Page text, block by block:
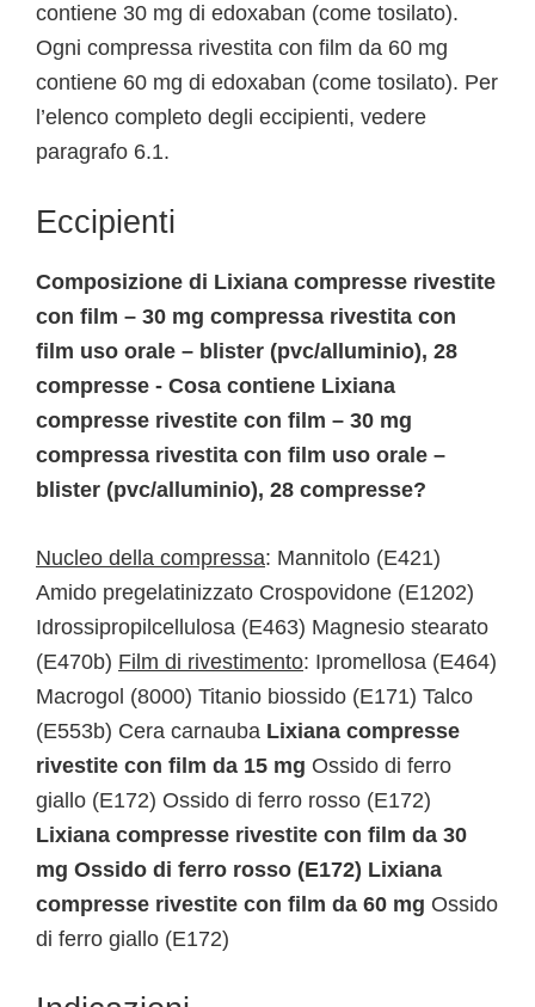
contiene 30 mg di edoxaban (come tosilato).
Ogni compressa rivestita con film da 60 mg
contiene 60 mg di edoxaban (come tosilato). Per
l’elenco completo degli eccipienti, vedere
paragrafo 6.1.
Eccipienti
Composizione di Lixiana compresse rivestite
con film – 30 mg compressa rivestita con
film uso orale – blister (pvc/alluminio), 28
compresse - Cosa contiene Lixiana
compresse rivestite con film – 30 mg
compressa rivestita con film uso orale –
blister (pvc/alluminio), 28 compresse?
Nucleo della compressa: Mannitolo (E421)
Amido pregelatinizzato Crospovidone (E1202)
Idrossipropilcellulosa (E463) Magnesio stearato
(E470b) Film di rivestimento: Ipromellosa (E464)
Macrogol (8000) Titanio biossido (E171) Talco
(E553b) Cera carnauba Lixiana compresse
rivestite con film da 15 mg Ossido di ferro
giallo (E172) Ossido di ferro rosso (E172)
Lixiana compresse rivestite con film da 30
mg Ossido di ferro rosso (E172) Lixiana
compresse rivestite con film da 60 mg Ossido
di ferro giallo (E172)